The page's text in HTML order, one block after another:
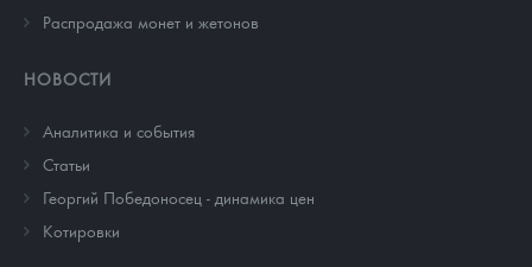
Распродажа монет и жетонов
НОВОСТИ
Аналитика и события
Cтатьи
Георгий Победоносец - динамика цен
Котировки